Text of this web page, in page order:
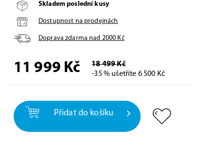
Skladem poslední kusy
Dostupnost na prodejnách
Doprava zdarma nad 2000 Kč
11 999 Kč
18 499 Kč
-35 % ušetříte 6 500 Kč
Přidat do košíku